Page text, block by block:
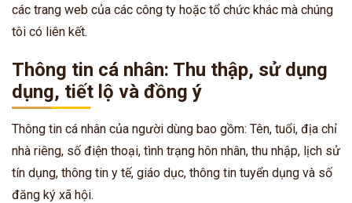
các trang web của các công ty hoặc tổ chức khác mà chúng
tôi có liên kết.
Thông tin cá nhân: Thu thập, sử dụng
dụng, tiết lộ và đồng ý
Thông tin cá nhân của người dùng bao gồm: Tên, tuổi, địa chỉ
nhà riêng, số điện thoại, tình trạng hôn nhân, thu nhập, lịch sử
tín dụng, thông tin y tế, giáo dục, thông tin tuyển dụng và số
đăng ký xã hội.